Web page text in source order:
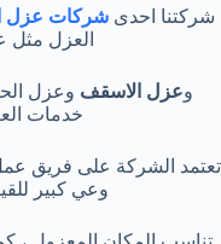
شركتنا احدى شركات عزل
العزل
وعزل الاسقف وعزل
خدمات
تعتمد الشركة على فريق عمل
وعي كبير